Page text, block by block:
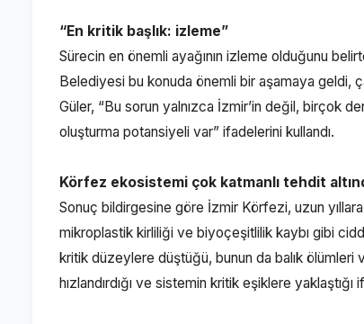
“En kritik başlık: izleme”
Sürecin en önemli ayağının izleme olduğunu
Belediyesi bu konuda önemli bir aşamaya geldi,
Güler, “Bu sorun yalnızca İzmir’in değil, birçok
oluşturma potansiyeli var” ifadelerini kullandı.
Körfez ekosistemi çok katmanlı tehdit
Sonuç bildirgesine göre İzmir Körfezi, uzun
mikroplastik kirliliği ve biyoçeşitlilik kaybı gibi
kritik düzeylere düştüğü, bunun da balık ölümleri
hızlandırdığı ve sistemin kritik eşiklere yaklaştığı